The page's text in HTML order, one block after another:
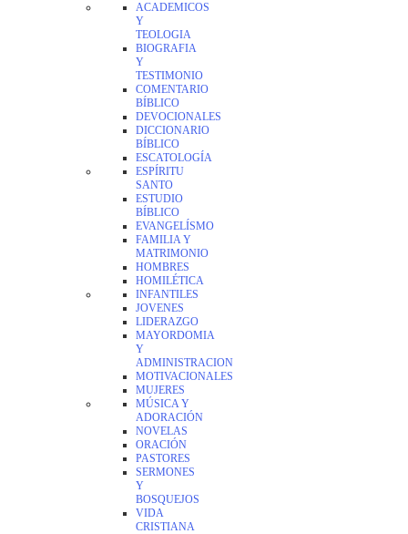
ACADEMICOS
Y
TEOLOGIA
BIOGRAFIA
Y
TESTIMONIO
COMENTARIO
BÍBLICO
DEVOCIONALES
DICCIONARIO
BÍBLICO
ESCATOLOGÍA
ESPÍRITU
SANTO
ESTUDIO
BÍBLICO
EVANGELÍSMO
FAMILIA Y
MATRIMONIO
HOMBRES
HOMILÉTICA
INFANTILES
JOVENES
LIDERAZGO
MAYORDOMIA
Y
ADMINISTRACION
MOTIVACIONALES
MUJERES
MÚSICA Y
ADORACIÓN
NOVELAS
ORACIÓN
PASTORES
SERMONES
Y
BOSQUEJOS
VIDA
CRISTIANA